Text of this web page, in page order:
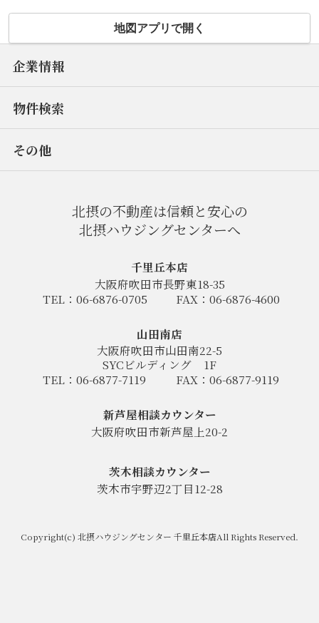
地図アプリで開く
企業情報
物件検索
その他
北摂の不動産は信頼と安心の
北摂ハウジングセンターへ
千里丘本店
大阪府吹田市長野東18-35
TEL：06-6876-0705
FAX：06-6876-4600
山田南店
大阪府吹田市山田南22-5
SYCビルディング
1F
TEL：06-6877-7119
FAX：06-6877-9119
新芦屋相談カウンター
大阪府吹田市新芦屋上20-2
茨木相談カウンター
茨木市宇野辺2丁目12-28
Copyright(c) 北摂ハウジングセンター 千里丘本店All Rights Reserved.